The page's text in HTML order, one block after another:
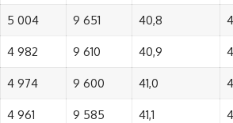
5 004 9 651 40,8
4 982 9 610 40,9
4 974 9 600 41,0
4 961 9 585 41,1